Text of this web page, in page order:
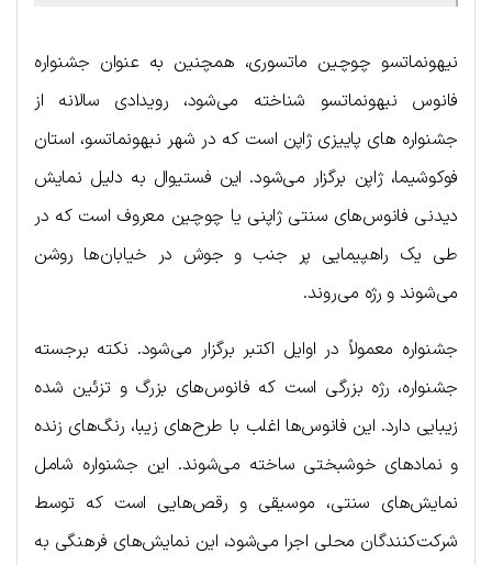
نیهونماتسو چوچین ماتسوری، همچنین به عنوان جشنواره
فانوس نیهونماتسو شناخته می‌شود، رویدادی سالانه از
جشنواره های پاییزی ژاپن است که در شهر نیهونماتسو، استان
فوکوشیما، ژاپن برگزار می‌شود. این فستیوال به دلیل نمایش
دیدنی فانوس‌های سنتی ژاپنی یا چوچین معروف است که در
طی یک راهپیمایی پر جنب و جوش در خیابان‌ها روشن
می‌شوند و رژه می‌روند.
جشنواره معمولاً در اوایل اکتبر برگزار می‌شود. نکته برجسته
جشنواره، رژه بزرگی است که فانوس‌های بزرگ و تزئین شده
زیبایی دارد. این فانوس‌ها اغلب با طرح‌های زیبا، رنگ‌های زنده
و نمادهای خوشبختی ساخته می‌شوند. این جشنواره شامل
نمایش‌های سنتی، موسیقی و رقص‌هایی است که توسط
شرکت‌کنندگان محلی اجرا می‌شود، این نمایش‌های فرهنگی به